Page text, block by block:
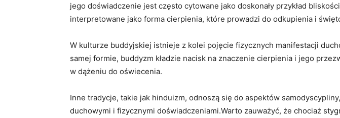
jego doświadczenie jest często cytowane jako ‌doskonały przykład
interpretowane jako forma⁤ cierpienia, które prowadzi do odkupienia i
W‍ kulturze buddyjskiej istnieje z kolei pojęcie fizycznych manifestacji
samej formie, buddyzm kładzie nacisk na znaczenie cierpienia i jego
w dążeniu do oświecenia.
Inne tradycje, takie⁣ jak hinduizm, odnoszą się do aspektów
duchowymi i fizycznymi doświadczeniami.Warto zauważyć, że chociaż